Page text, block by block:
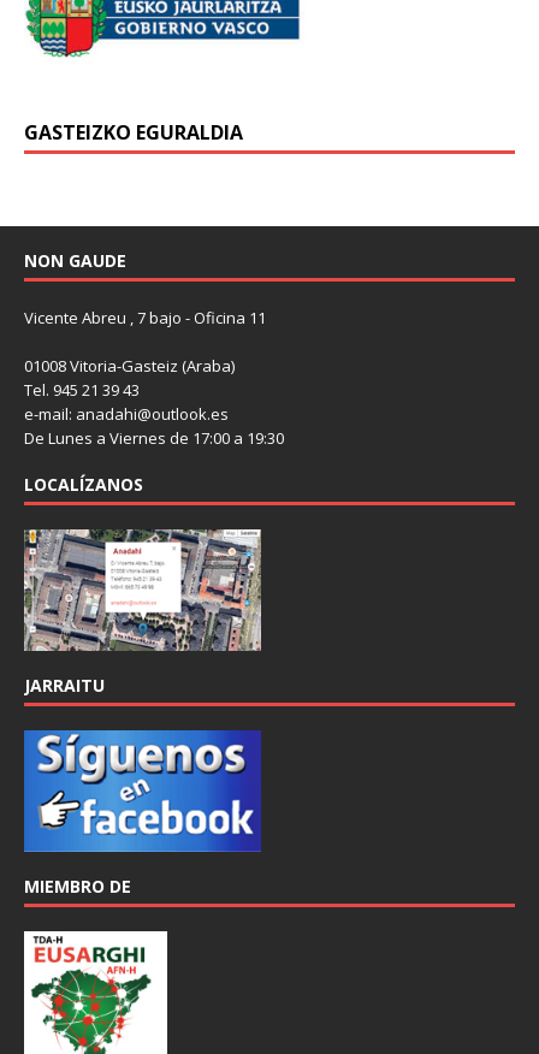
GASTEIZKO EGURALDIA
NON GAUDE
Vicente Abreu , 7 bajo - Oficina 11
01008 Vitoria-Gasteiz (Araba)
Tel. 945 21 39 43
e-mail: anadahi@outlook.es
De Lunes a Viernes de 17:00 a 19:30
LOCALÍZANOS
JARRAITU
MIEMBRO DE